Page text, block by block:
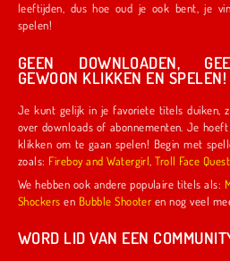
leeftijden, dus hoe oud je ook bent, je vindt altijd wel
spelen!
GEEN DOWNLOADEN,
GEWOON KLIKKEN EN SPELEN!
Je kunt gelijk in je favoriete titels duiken,
over downloads of abonnementen. Je
klikken om te gaan spelen! Begin met spelletjes die door ons zijn gemaakt,
zoals:
Fireboy and Watergirl ,Troll Face Quest
We hebben ook andere populaire titels als:
Shockers en Bubble Shooter en nog veel
WORD LID VAN EEN